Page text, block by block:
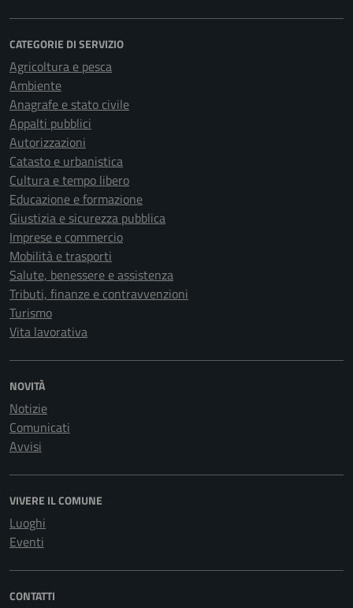
CATEGORIE DI SERVIZIO
Agricoltura e pesca
Ambiente
Anagrafe e stato civile
Appalti pubblici
Autorizzazioni
Catasto e urbanistica
Cultura e tempo libero
Educazione e formazione
Giustizia e sicurezza pubblica
Imprese e commercio
Mobilità e trasporti
Salute, benessere e assistenza
Tributi, finanze e contravvenzioni
Turismo
Vita lavorativa
NOVITÀ
Notizie
Comunicati
Avvisi
VIVERE IL COMUNE
Luoghi
Eventi
CONTATTI